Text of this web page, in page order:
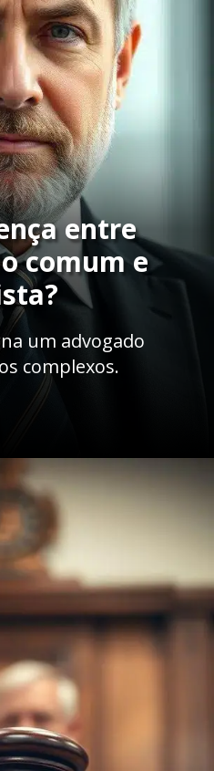
entre
comum e
um advogado
complexos.